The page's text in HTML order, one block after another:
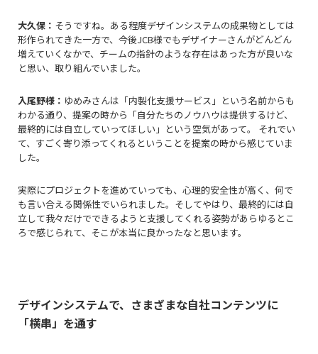
大久保： そうですね。ある程度デザインシステムの成果物としては
形作られてきた一方で、今後JCB様でもデザイナーさんがどんどん
増えていくなかで、チームの指針のような存在はあった方が良いな
と思い、取り組んでいました。
入尾野様： ゆめみさんは「内製化支援サービス」という名前からも
わかる通り、提案の時から「自分たちのノウハウは提供するけど、
最終的には自立していってほしい」という空気があって。 それでい
て、すごく寄り添ってくれるということを提案の時から感じていま
した。
実際にプロジェクトを進めていっても、心理的安全性が高く、何で
も言い合える関係性でいられました。そしてやはり、最終的には自
立して我々だけでできるようと支援してくれる姿勢があらゆるとこ
ろで感じられて、そこが本当に良かったなと思います。
デザインシステムで、さまざまな自社コンテンツに
「横串」を通す